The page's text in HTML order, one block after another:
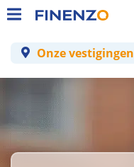
Onze vestigingen